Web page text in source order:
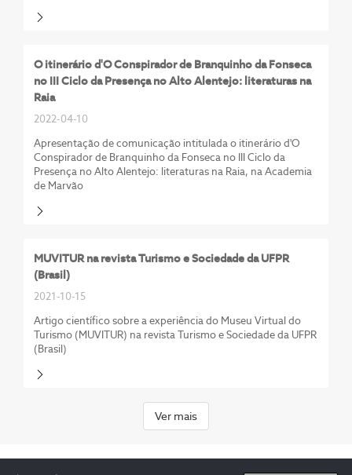
O itinerário d'O Conspirador de Branquinho da Fonseca
no III Ciclo da Presença no Alto Alentejo: literaturas na
Raia
2022-04-10
Apresentação de comunicação intitulada o itinerário d'O
Conspirador de Branquinho da Fonseca no III Ciclo da
Presença no Alto Alentejo: literaturas na Raia, na Academia
de Marvão
MUVITUR na revista Turismo e Sociedade da UFPR
(Brasil)
2021-10-15
Artigo científico sobre a experiência do Museu Virtual do
Turismo (MUVITUR) na revista Turismo e Sociedade da UFPR
(Brasil)
Ver mais